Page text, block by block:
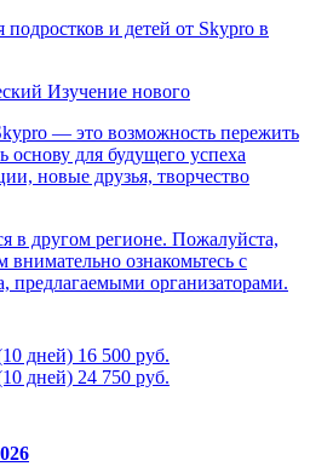
и детей от Skypro в
Изучение нового
— это возможность пережить
основу для будущего успеха
новые друзья, творчество
в другом регионе. Пожалуйста,
внимательно ознакомьтесь с
предлагаемыми организаторами.
дней) 16 500 руб.
дней) 24 750 руб.